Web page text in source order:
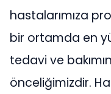
hastalarımıza
bir ortamda en
tedavi ve
önceliğimizdir.